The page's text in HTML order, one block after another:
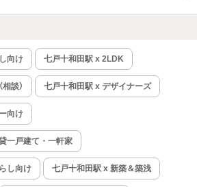
向け 七戸十和田駅 x 2LDK
談） 七戸十和田駅 x デザイナーズ
向け
一戸建て・一軒家
し向け 七戸十和田駅 x 新築＆築浅